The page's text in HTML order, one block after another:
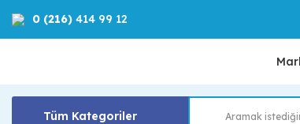
0 (216) 414 99 12
Tüm Kategoriler